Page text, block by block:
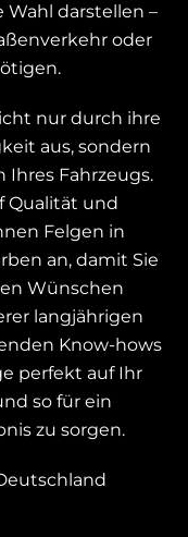
Wahl darstellen –
oder
nur durch ihre
aus, sondern
Ihres Fahrzeugs.
Qualität und
Felgen in
an, damit Sie
Wünschen
langjährigen
Know-hows
perfekt auf Ihr
so für ein
zu sorgen.